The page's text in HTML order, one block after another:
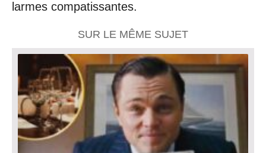
larmes compatissantes.
SUR LE MÊME SUJET